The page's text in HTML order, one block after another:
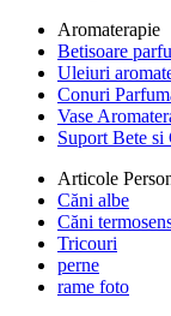
Aromaterapie
Betisoare
Uleiuri
Conuri
Vase
Suport Bete si
Articole
Căni albe
Căni
Tricouri
perne
rame foto